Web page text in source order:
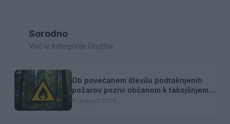
Sorodno
Več iz kategorije Družba
Ob povečanem številu podtaknjenih
požarov pozivi občanom k takojšnjemu
obveščanju policije
6. avgust 2026